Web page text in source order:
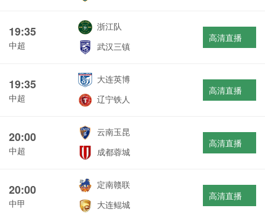
19:35
中超
浙江队
武汉三镇
高清直播
19:35
中超
大连英博
辽宁铁人
高清直播
20:00
中超
云南玉昆
成都蓉城
高清直播
20:00
中甲
定南赣联
大连鲲城
高清直播